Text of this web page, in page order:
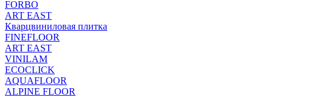
FORBO
ART EAST
Кварцвиниловая плитка
FINEFLOOR
ART EAST
VINILAM
ECOCLICK
AQUAFLOOR
ALPINE FLOOR